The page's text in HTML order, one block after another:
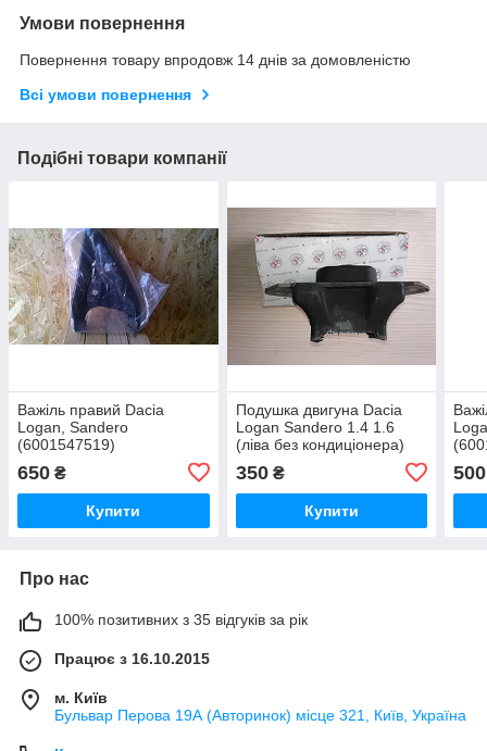
Умови повернення
Повернення товару впродовж 14 днів за домовленістю
Всі умови повернення
Подібні товари компанії
Важіль правий Dacia
Logan, Sandero
(6001547519)
650 ₴
Купити
Подушка двигуна Dacia
Logan Sandero 1.4 1.6
(ліва без кондиціонера)
350₴
Купити
500
Про нас
100% позитивних з 35 відгуків за рік
Працює з 16.10.2015
м. Київ
Бульвар Перова 19А (Авторинок) місце 321, Київ, Україна